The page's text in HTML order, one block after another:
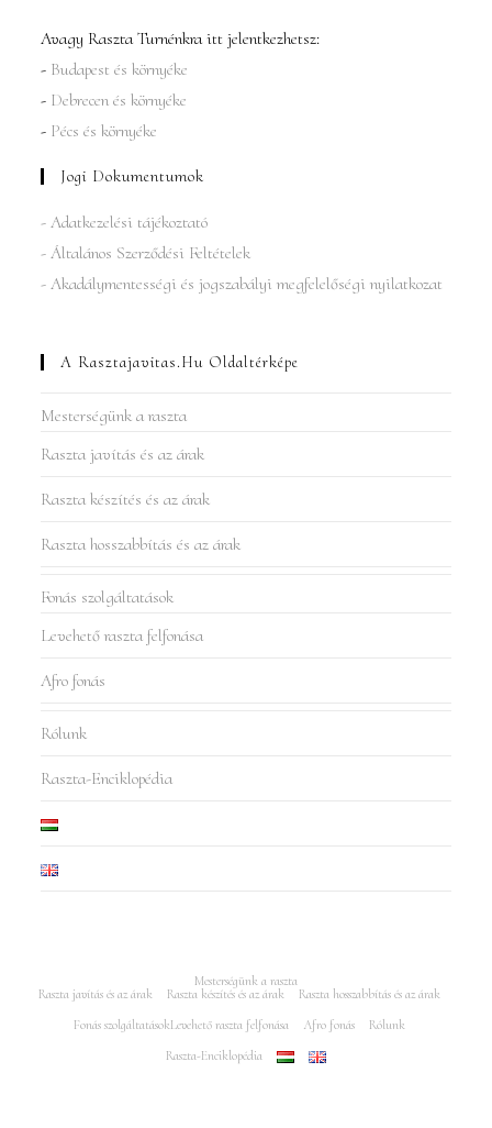
Avagy Raszta Turnénkra itt jelentkezhetsz:
- Budapest és környéke
- Debrecen és környéke
- Pécs és környéke
Jogi Dokumentumok
- Adatkezelési tájékoztató
- Általános Szerződési Feltételek
- Akadálymentességi és jogszabályi megfelelőségi nyilatkozat
A Rasztajavitas.hu Oldaltérképe
Mesterségünk a raszta
Raszta javítás és az árak
Raszta készítés és az árak
Raszta hosszabbítás és az árak
Fonás szolgáltatások
Levehető raszta felfonása
Afro fonás
Rólunk
Raszta-Enciklopédia
Mesterségünk a raszta
Raszta javítás és az árak
Raszta készítés és az árak
Raszta hosszabbítás és az árak
Fonás szolgáltatásokLevehető raszta felfonása Afro fonás
Rólunk
Raszta-Enciklopédia